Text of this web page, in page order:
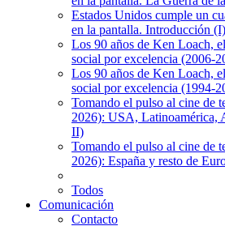
Estados Unidos cumple un
en la pantalla. Introducción (I)
Los 90 años de Ken Loach,
social por excelencia (2006-
Los 90 años de Ken Loach,
social por excelencia (1994-
Tomando el pulso al cine de
2026): USA, Latinoamérica,
II)
Tomando el pulso al cine de
2026): España y resto de
Todos
Comunicación
Contacto